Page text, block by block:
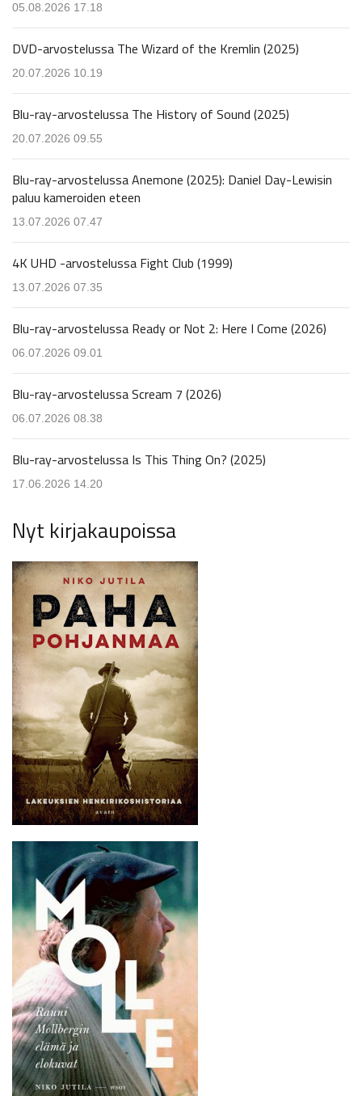
05.08.2026 17.18
DVD-arvostelussa The Wizard of the Kremlin (2025)
20.07.2026 10.19
Blu-ray-arvostelussa The History of Sound (2025)
20.07.2026 09.55
Blu-ray-arvostelussa Anemone (2025): Daniel Day-Lewisin
paluu kameroiden eteen
13.07.2026 07.47
4K UHD -arvostelussa Fight Club (1999)
13.07.2026 07.35
Blu-ray-arvostelussa Ready or Not 2: Here I Come (2026)
06.07.2026 09.01
Blu-ray-arvostelussa Scream 7 (2026)
06.07.2026 08.38
Blu-ray-arvostelussa Is This Thing On? (2025)
17.06.2026 14.20
Nyt kirjakaupoissa